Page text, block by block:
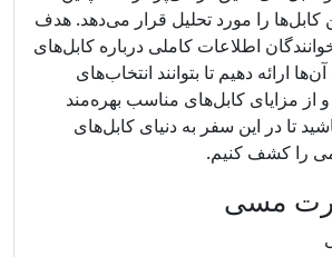
کابل‌ها را مورد تحلیل قرار می‌دهد. هدف
اطلاعات کاملی درباره کابل‌های
ارائه دهیم تا بتوانند انتخاب‌های
از مزایای کابل‌های مناسب بهره‌مند
تا در این سفر به دنیای کابل‌های
را کشف کنیم.
مسی